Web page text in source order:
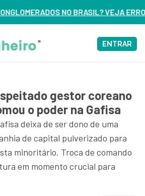
ERROS DE 3 DELES – ASSISTA
ENTRAR
gestor coreano
o poder na Gafisa
deixa de ser dono de uma
de capital pulverizado para
minoritário. Troca de comando
em momento crucial para